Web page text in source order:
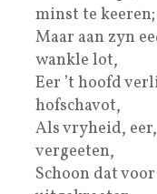
minst te keeren;
Maar aan zyn
wankle lot,
Eer ’t hoofd
hofschavot,
Als vryheid,
vergeeten,
Schoon dat